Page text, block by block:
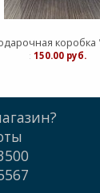
: 150.00 руб.